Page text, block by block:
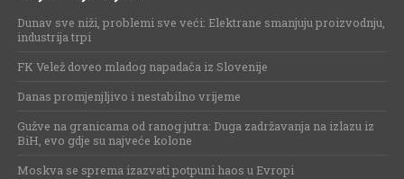
Dunav sve niži, problemi sve veći: Elektrane smanjuju proizvodnju,
industrija trpi
FK Velež doveo mladog napadača iz Slovenije
Danas promjenjljivo i nestabilno vrijeme
Gužve na granicama od ranog jutra: Duga zadržavanja na izlazu iz
BiH, evo gdje su najveće kolone
Moskva se sprema izazvati potpuni haos u Evropi